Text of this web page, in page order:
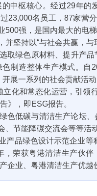
中枢核心。经过29年的
23,000名员工，87家营
强，是国内最大的电梯
坚持以“与社会共赢，
取绿色原材料、提升产
制造整体生产模式。
展一系列的社会贡献活
化和常态化运营，引
》，即ESG报告。
色低碳与清洁生产论坛
节能降碳交流会等等活动
品绿色设计示范企业等
荣获粤港清洁生产伙
业、粤港清洁生产优越